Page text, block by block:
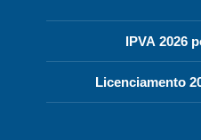
IPVA 2026
Licenciamento